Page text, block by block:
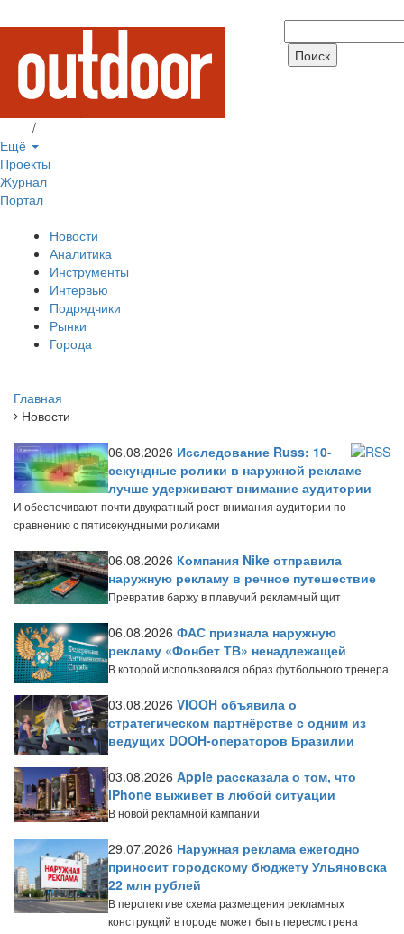
/
Ещё
Проекты
Журнал
Портал
Новости
Аналитика
Инструменты
Интервью
Подрядчики
Рынки
Города
Главная
Новости
06.08.2026 Исследование Russ: 10-
секундные ролики в наружной рекламе
лучше удерживают внимание аудитории
И обеспечивают почти двукратный рост внимания аудитории по
сравнению с пятисекундными роликами
06.08.2026 Компания Nike отправила
наружную рекламу в речное путешествие
Превратив баржу в плавучий рекламный щит
06.08.2026 ФАС признала наружную
рекламу «Фонбет ТВ» ненадлежащей
В которой использовался образ футбольного тренера
03.08.2026 VIOOH объявила о
стратегическом партнёрстве с одним из
ведущих DOOH-операторов Бразилии
03.08.2026 Apple рассказала о том, что
iPhone выживет в любой ситуации
В новой рекламной кампании
29.07.2026 Наружная реклама ежегодно
приносит городскому бюджету Ульяновска
22 млн рублей
В перспективе схема размещения рекламных
конструкций в городе может быть пересмотрена